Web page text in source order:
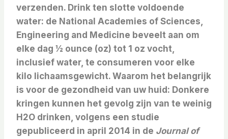
verzenden. Drink ten slotte voldoende
water: de National Academies of Sciences,
Engineering and Medicine beveelt aan om
elke dag ½ ounce (oz) tot 1 oz vocht,
inclusief water, te consumeren voor elke
kilo lichaamsgewicht. Waarom het belangrijk
is voor de gezondheid van uw huid: Donkere
kringen kunnen het gevolg zijn van te weinig
H2O drinken, volgens een studie
gepubliceerd in april 2014 in de Journal of